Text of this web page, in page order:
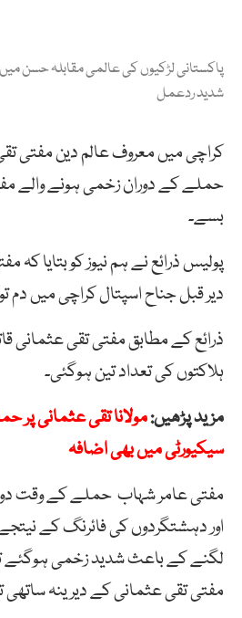
پاکستانی لڑکیوں کی عالمی مقابلہ حسن
شدید ردعمل
کراچی میں معروف عالم دین مفتی
حملے کے دوران زخمی ہونے والے
بسے۔
پولیس ذرائع نے ہم نیوز کو بتایا
دیر قبل جناح اسپتال کراچی میں دم
ذرائع کے مطابق مفتی تقی عثمانی
ہلاکتوں کی تعداد تین ہوگئی۔
مزید پڑھیں:مولانا تقی عثمانی پر
سیکیورٹی میں بھی اضافہ
مفتی عامر شہاب حملے کے وقت
اور دہشتگردوں کی فائرنگ کے
لگنے کے باعث شدید زخمی ہوگئے
مفتی تقی عثمانی کے دیرینہ ساتھی